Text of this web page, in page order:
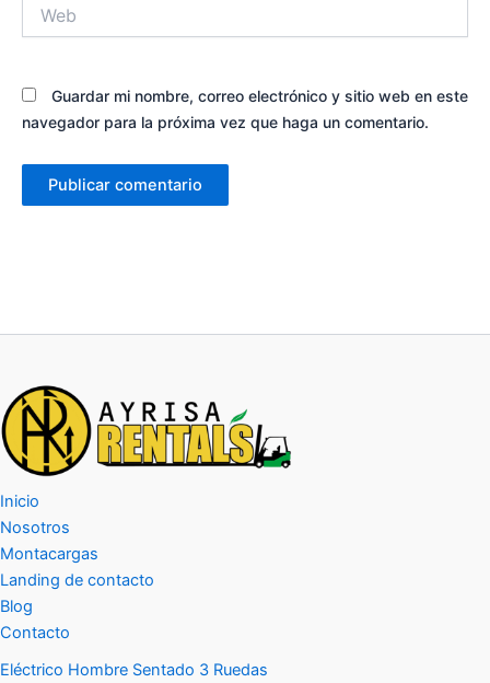
Guardar mi nombre, correo electrónico y sitio web en este
navegador para la próxima vez que haga un comentario.
Inicio
Nosotros
Montacargas
Landing de contacto
Blog
Contacto
Eléctrico Hombre Sentado 3 Ruedas